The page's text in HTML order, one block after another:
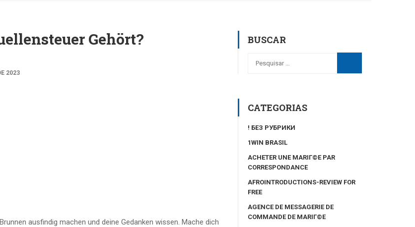
Gehört?
2023
ausfindig machen und deine Gedanken wissen. Mache dich
BUSCAR
CATEGORIAS
! БЕЗ РУБРИКИ
1WIN BRASIL
ACHETER UNE MARIГ©E PAR
CORRESPONDANCE
AFROINTRODUCTIONS-REVIEW FOR
FREE
AGENCE DE MESSAGERIE DE
COMMANDE DE MARIГ©E